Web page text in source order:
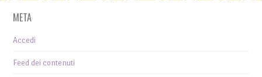
META
Accedi
Feed dei contenuti